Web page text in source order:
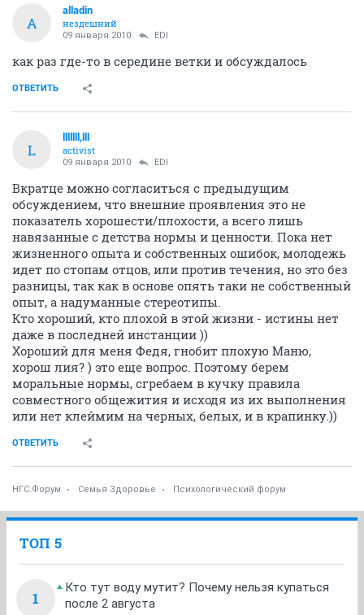
A
alladin
нездешний
09 января 2010 EDI
как раз где-то в середине ветки и обсуждалось
ОТВЕТИТЬ
L
lllllll,lll
activist
09 января 2010 EDI
Вкратце можно согласиться с предыдущим
обсуждением, что внешние проявления это не
показатель хорошести/плохости, а всего лишь
навязанные с детства нормы и ценности. Пока нет
жизненного опыта и собственных ошибок, молодежь
идет по стопам отцов, или против течения, но это без
разницы, так как в основе опять таки не собственный
опыт, а надуманные стереотипы.
Кто хороший, кто плохой в этой жизни - истины нет
даже в последней инстанции ))
Хороший для меня Федя, гнобит плохую Маню,
хорош лия? ) это еще вопрос. Поэтому берем
моральные нормы, сгребаем в кучку правила
совместного общежития и исходя из их выполнения
или нет клеймим на черных, белых, и в крапинку.))
ОТВЕТИТЬ
НГС.Форум Семья Здоровье Психологический форум
ТОП 5
1
Кто тут воду мутит? Почему нельзя купаться
после 2 августа